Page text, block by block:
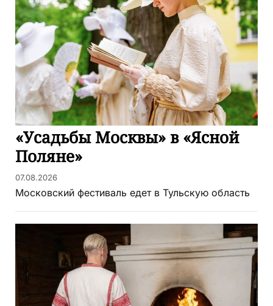
«Усадьбы Москвы» в «Ясной
Поляне»
07.08.2026
Московский фестиваль едет в Тульскую область